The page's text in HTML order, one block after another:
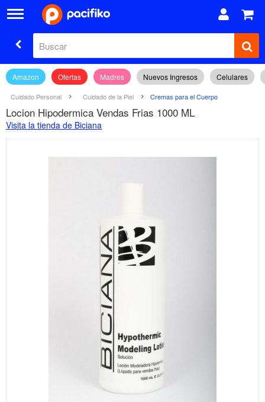
Amazon Ofertas Madres Nuevos Ingresos Celulares
Cuidado Personal Cuidado de la Piel Cremas para el Cuerpo
Locion Hipodermica Vendas Frias 1000 ML
Visita la tienda de Biciana